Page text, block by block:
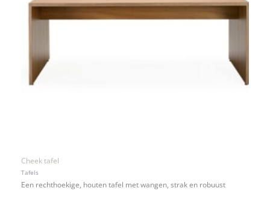
Cheek tafel
Tafels
Een rechthoekige, houten tafel met wangen, strak en robuust